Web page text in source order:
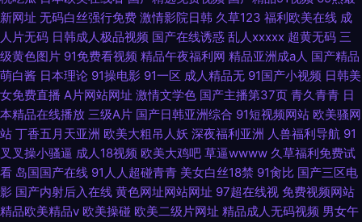
新网址 无码白丝强行免费 激情影院日韩 久草123 福利欧美在线 成
人片无码 日韩成人极品视频 国产在线诱惑 乱人xxxxx 超黄无码 三
级黄色图片 91免费看视频 精品午夜福利网 精品亚洲成a人 国产精品
萌白酱 日本理论 91操电影 91一区 成人精品无 91国产小视频 日韩美
女免费直播 A片网站网址 激情文学色 国产主播第37页 青久青青 日
本精品在线播放 三级A片 国产日韩亚洲综合 91短视频网站 欧美骚网
站 丁香五月天亚洲 欧美大粗吊人妖 深夜福利亚洲 人兽福利导航 91
叉叉操小骚逼 成人18视频 欧美大鸡吧 草逼wwww 久草福利免费试
看 岛国国产在线 91人人超碰青青 美女白丝18禁 91肏比 国产三区电
影 国产内射后入在线 黄色网址网站网址 97超在线视 免费视频网站
精品欧美精品v 欧美操碰 欧美二级片网址 精品成人无码视频 男女午